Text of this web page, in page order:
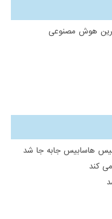
هوش مصنوعی
هاسابیس جابه جا شد
کند